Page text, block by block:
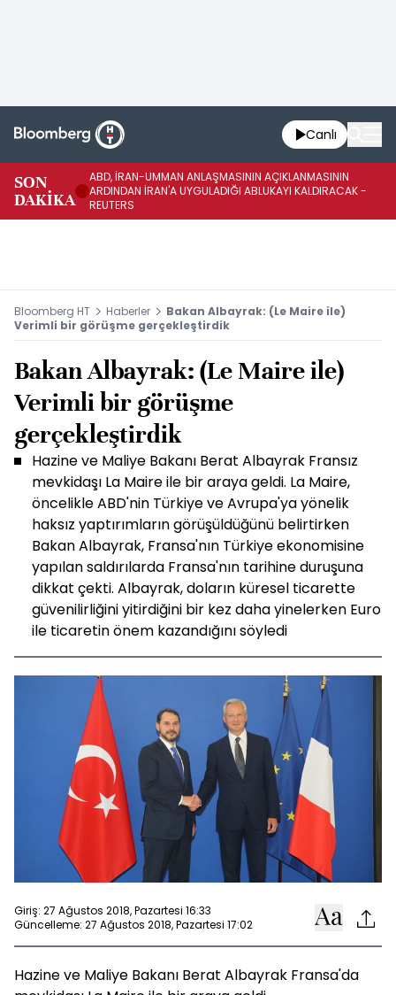
Canlı
SON
DAKİKA
ABD, İRAN-UMMAN ANLAŞMASININ AÇIKLANMASININ
ARDINDAN İRAN'A UYGULADIĞI ABLUKAYI KALDIRACAK -
REUTERS
Bloomberg HT Haberler
Bakan Albayrak: (Le Maire ile)
Verimli bir görüşme gerçekleştirdik
Bakan Albayrak: (Le Maire ile)
Verimli bir görüşme
gerçekleştirdik
Hazine ve Maliye Bakanı Berat Albayrak Fransız
mevkidaşı La Maire ile bir araya geldi. La Maire,
öncelikle ABD'nin Türkiye ve Avrupa'ya yönelik
haksız yaptırımların görüşüldüğünü belirtirken
Bakan Albayrak, Fransa'nın Türkiye ekonomisine
yapılan saldırılarda Fransa'nın tarihine duruşuna
dikkat çekti. Albayrak, doların küresel ticarette
güvenilirliğini yitirdiğini bir kez daha yinelerken Euro
ile ticaretin önem kazandığını söyledi
Giriş: 27 Ağustos 2018, Pazartesi 16:33
Güncelleme: 27 Ağustos 2018, Pazartesi 17:02
Hazine ve Maliye Bakanı Berat Albayrak Fransa'da